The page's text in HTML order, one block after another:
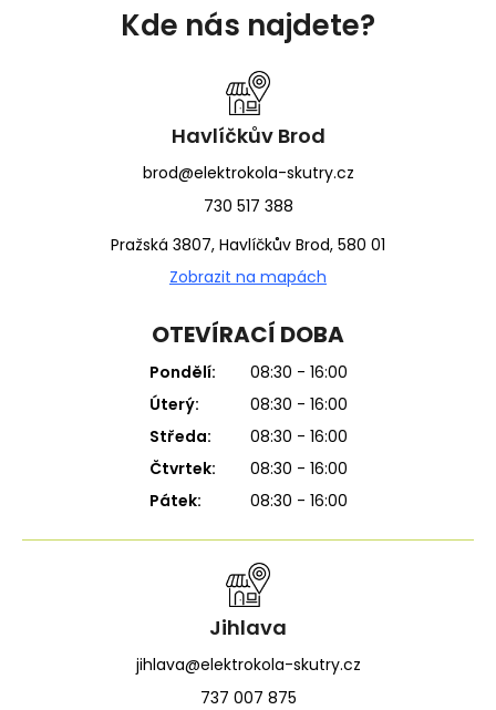
Kde nás najdete?
Havlíčkův Brod
brod@elektrokola-skutry.cz
730 517 388
Pražská 3807, Havlíčkův Brod, 580 01
Zobrazit na mapách
OTEVÍRACÍ DOBA
Pondělí:
08:30 - 16:00
Úterý:
08:30 - 16:00
Středa:
08:30 - 16:00
Čtvrtek:
08:30 - 16:00
Pátek:
08:30 - 16:00
Jihlava
jihlava@elektrokola-skutry.cz
737 007 875